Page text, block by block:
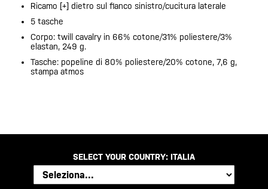
Ricamo [+] dietro sul fianco sinistro/cucitura laterale
5 tasche
Corpo: twill cavalry in 66% cotone/31% poliestere/3%
elastan, 249 g.
Tasche: popeline di 80% poliestere/20% cotone, 7,6 g,
stampa atmos
SELECT YOUR COUNTRY: ITALIA